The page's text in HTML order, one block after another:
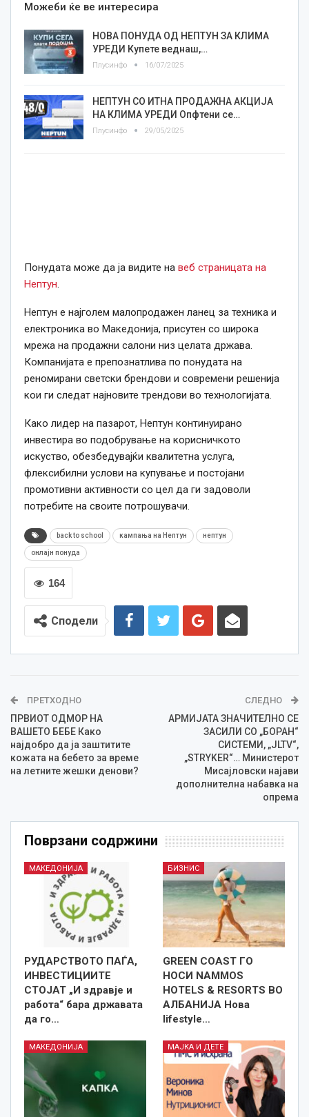
Можеби ќе ве интересира
НОВА ПОНУДА ОД НЕПТУН ЗА КЛИМА
УРЕДИ Купете веднаш,…
Плусинфо 16/07/2025
НЕПТУН СО ИТНА ПРОДАЖНА АКЦИЈА
НА КЛИМА УРЕДИ Опфтени се…
Плусинфо 29/05/2025
Понудата може да ја видите на веб страницата на
Нептун.
Нептун е најголем малопродажен ланец за техника и
електроника во Македонија, присутен со широка
мрежа на продажни салони низ целата држава.
Компанијата е препознатлива по понудата на
реномирани светски брендови и современи решенија
кои ги следат најновите трендови во технологијата.
Како лидер на пазарот, Нептун континуирано
инвестира во подобрување на корисничкото
искуство, обезбедувајќи квалитетна услуга,
флексибилни услови на купување и постојани
промотивни активности со цел да ги задоволи
потребите на своите потрошувачи.
back to school кампања на Нептун нептун
онлајн понуда
164
Сподели
ПРЕТХОДНО
ПРВИОТ ОДМОР НА
ВАШЕТО БЕБЕ Како
најдобро да ја заштитите
кожата на бебето за време
на летните жешки денови?
СЛЕДНО
АРМИЈАТА ЗНАЧИТЕЛНО СЕ
ЗАСИЛИ СО „БОРАН“
СИСТЕМИ, „JLTV“,
„STRYKER“… Министерот
Мисајловски најави
дополнителна набавка на
опрема
Поврзани содржини
МАКЕДОНИЈА
РУДАРСТВОТО ПАЃА,
ИНВЕСТИЦИИТЕ
СТОЈАТ „И здравје и
работа“ бара државата
да го…
БИЗНИС
GREEN COAST ГО
НОСИ NAMMOS
HOTELS & RESORTS ВО
АЛБАНИЈА Нова
lifestyle…
МАКЕДОНИЈА МАЈКА И ДЕТЕ